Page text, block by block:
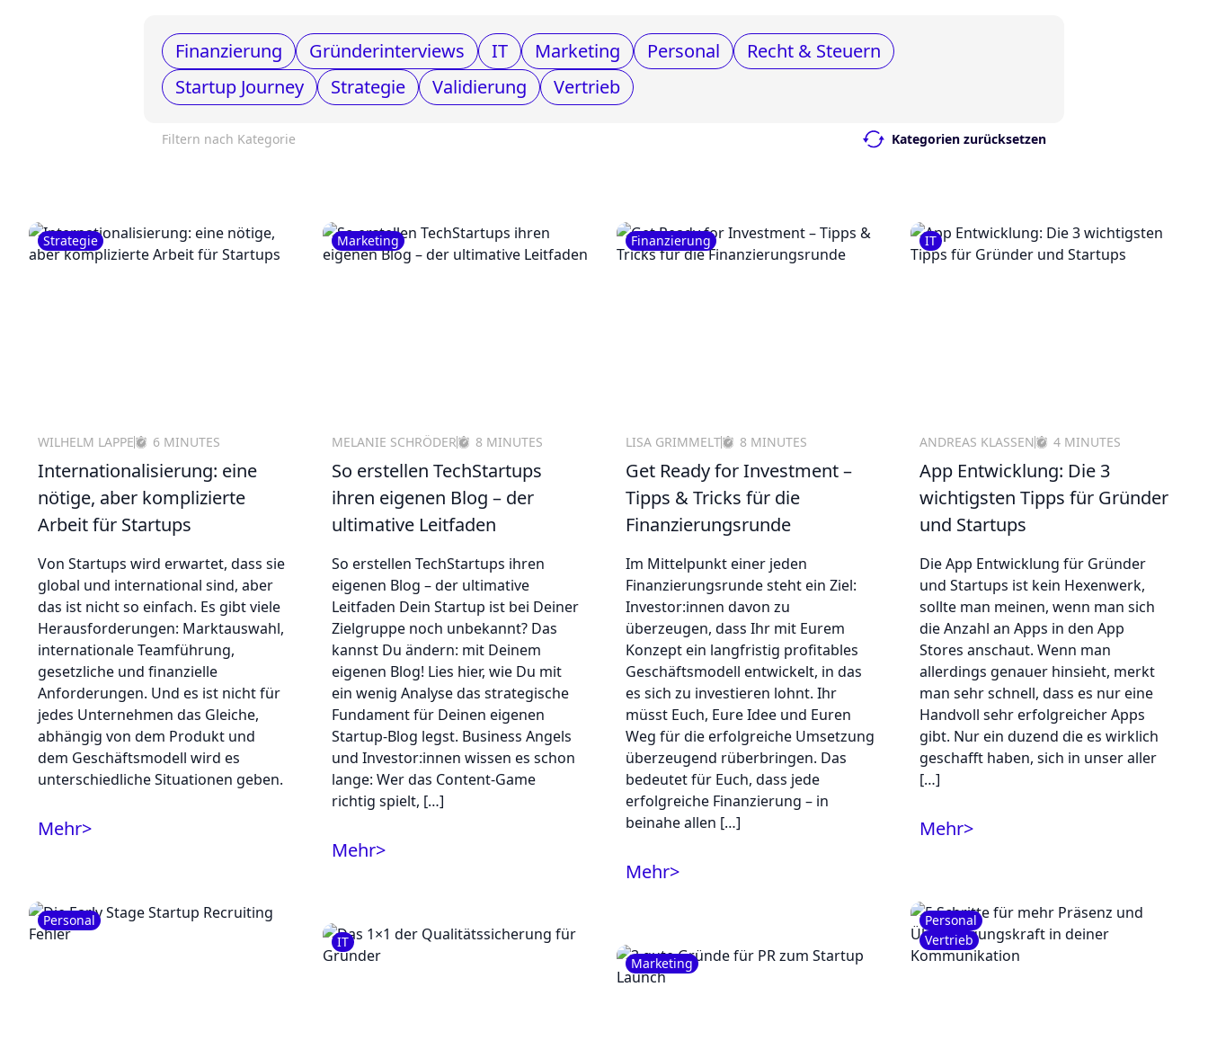
Finanzierung Gründerinterviews IT Marketing Personal
Recht & Steuern
Startup Journey
Strategie Validierung Vertrieb
Filtern nach Kategorie Kategorien zurücksetzen
Strategie
WILHELM LAPPE 6 MINUTES
Internationalisierung: eine
nötige, aber komplizierte
Arbeit für Startups
Von Startups wird erwartet, dass sie
global und international sind, aber
das ist nicht so einfach. Es gibt viele
Herausforderungen: Marktauswahl,
internationale Teamführung,
gesetzliche und finanzielle
Anforderungen. Und es ist nicht für
jedes Unternehmen das Gleiche,
abhängig von dem Produkt und
dem Geschäftsmodell wird es
unterschiedliche Situationen geben.
Mehr>
Personal
Marketing
MELANIE SCHRÖDER 8 MINUTES
So erstellen TechStartups
ihren eigenen Blog – der
ultimative Leitfaden
So erstellen TechStartups ihren
eigenen Blog – der ultimative
Leitfaden Dein Startup ist bei Deiner
Zielgruppe noch unbekannt? Das
kannst Du ändern: mit Deinem
eigenen Blog! Lies hier, wie Du mit
ein wenig Analyse das strategische
Fundament für Deinen eigenen
Startup-Blog legst. Business Angels
und Investor:innen wissen es schon
lange: Wer das Content-Game
richtig spielt, […]
Mehr>
IT
Finanzierung
LISA GRIMMELT 8 MINUTES
Get Ready for Investment –
Tipps & Tricks für die
Finanzierungsrunde
Im Mittelpunkt einer jeden
Finanzierungsrunde steht ein Ziel:
Investor:innen davon zu
überzeugen, dass Ihr mit Eurem
Konzept ein langfristig profitables
Geschäftsmodell entwickelt, in das
es sich zu investieren lohnt. Ihr
müsst Euch, Eure Idee und Euren
Weg für die erfolgreiche Umsetzung
überzeugend rüberbringen. Das
bedeutet für Euch, dass jede
erfolgreiche Finanzierung – in
beinahe allen […]
Mehr>
Marketing
IT
ANDREAS KLASSEN 4 MINUTES
App Entwicklung: Die 3
wichtigsten Tipps für Gründer
und Startups
Die App Entwicklung für Gründer
und Startups ist kein Hexenwerk,
sollte man meinen, wenn man sich
die Anzahl an Apps in den App
Stores anschaut. Wenn man
allerdings genauer hinsieht, merkt
man sehr schnell, dass es nur eine
Handvoll sehr erfolgreicher Apps
gibt. Nur ein duzend die es wirklich
geschafft haben, sich in unser aller
[…]
Mehr>
Personal
Vertrieb